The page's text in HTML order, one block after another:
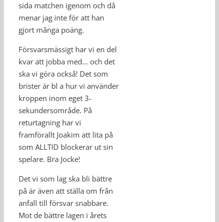
sida matchen igenom och då
menar jag inte för att han
gjort många poäng.
Försvarsmässigt har vi en del
kvar att jobba med… och det
ska vi göra också! Det som
brister är bl a hur vi använder
kroppen inom eget 3-
sekundersområde. På
returtagning har vi
framförallt Joakim att lita på
som ALLTID blockerar ut sin
spelare. Bra Jocke!
Det vi som lag ska bli bättre
på är även att ställa om från
anfall till försvar snabbare.
Mot de bättre lagen i årets